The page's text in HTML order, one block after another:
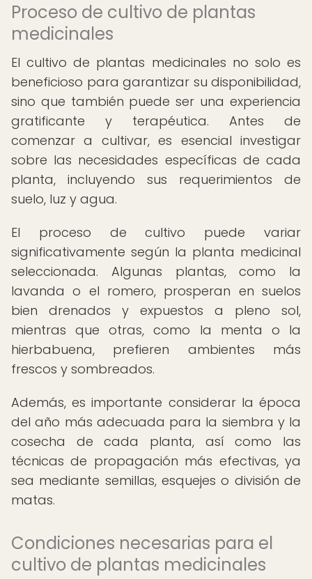
Proceso de cultivo de plantas
medicinales
El cultivo de plantas medicinales no solo es
beneficioso para garantizar su disponibilidad,
sino que también puede ser una experiencia
gratificante y terapéutica. Antes de
comenzar a cultivar, es esencial investigar
sobre las necesidades específicas de cada
planta, incluyendo sus requerimientos de
suelo, luz y agua.
El proceso de cultivo puede variar
significativamente según la planta medicinal
seleccionada. Algunas plantas, como la
lavanda o el romero, prosperan en suelos
bien drenados y expuestos a pleno sol,
mientras que otras, como la menta o la
hierbabuena, prefieren ambientes más
frescos y sombreados.
Además, es importante considerar la época
del año más adecuada para la siembra y la
cosecha de cada planta, así como las
técnicas de propagación más efectivas, ya
sea mediante semillas, esquejes o división de
matas.
Condiciones necesarias para el
cultivo de plantas medicinales